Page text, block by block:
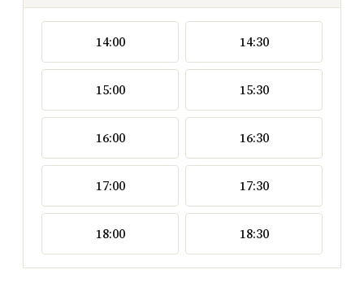
14:00 14:30
15:00 15:30
16:00 16:30
17:00 17:30
18:00 18:30